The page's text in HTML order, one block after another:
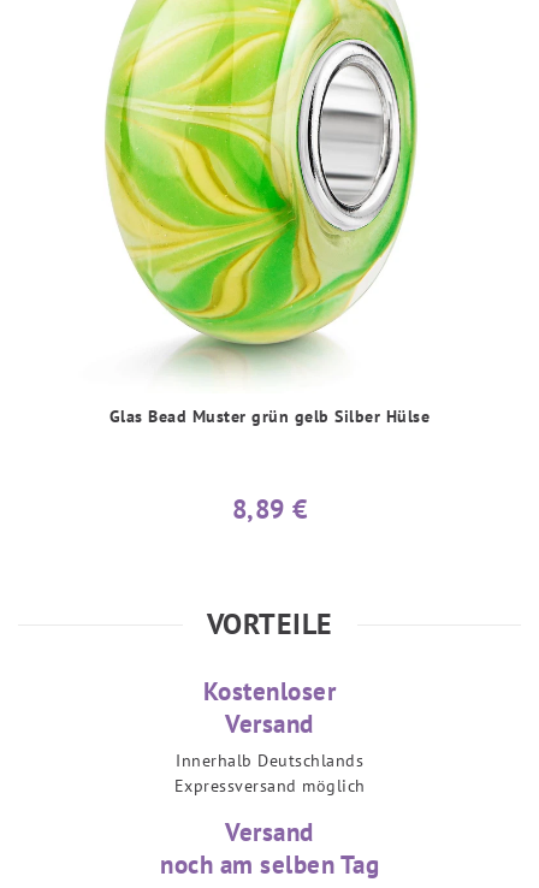
Glas Bead Muster grün gelb Silber Hülse
8,89 €
VORTEILE
Kostenloser
Versand
Innerhalb Deutschlands
Expressversand möglich
Versand
noch am selben Tag